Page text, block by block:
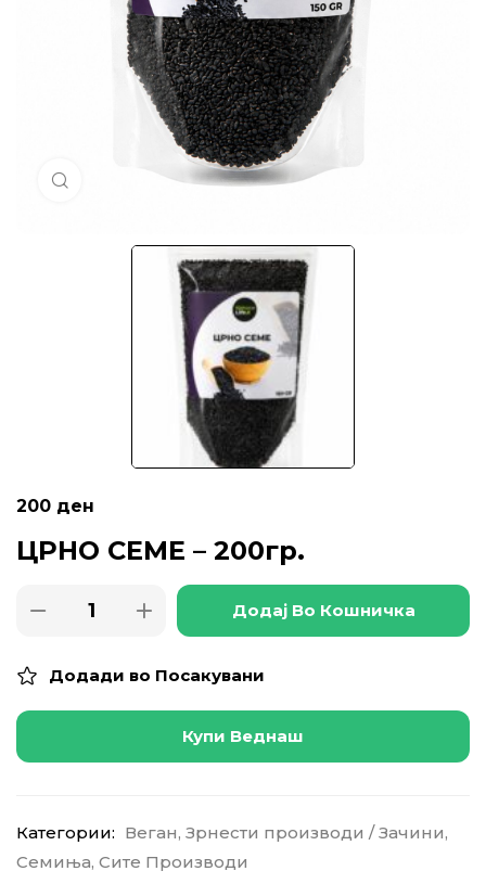
Кликни за голема слика
200 ден
ЦРНО СЕМЕ – 200гр.
Додај Во Кошничка
Додади во Посакувани
Купи Веднаш
Категории: Веган, Зрнести производи / Зачини,
Семиња, Сите Производи